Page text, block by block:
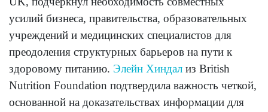
усилий бизнеса, правительства, образовательных
учреждений и медицинских специалистов для
преодоления структурных барьеров на пути к
здоровому питанию. Элейн Хиндал из British
Nutrition Foundation подтвердила важность четкой,
основанной на доказательствах информации для